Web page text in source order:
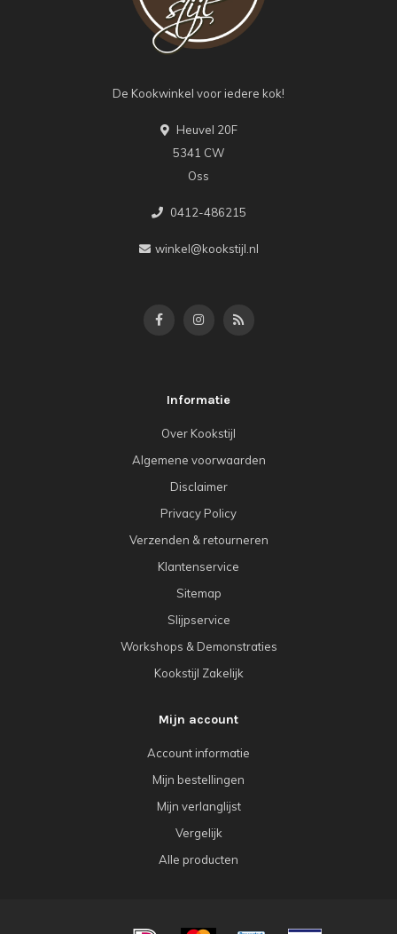
De Kookwinkel voor iedere kok!
Heuvel 20F
5341 CW
Oss
0412-486215
winkel@kookstijl.nl
Informatie
Over Kookstijl
Algemene voorwaarden
Disclaimer
Privacy Policy
Verzenden & retourneren
Klantenservice
Sitemap
Slijpservice
Workshops & Demonstraties
Kookstijl Zakelijk
Mijn account
Account informatie
Mijn bestellingen
Mijn verlanglijst
Vergelijk
Alle producten